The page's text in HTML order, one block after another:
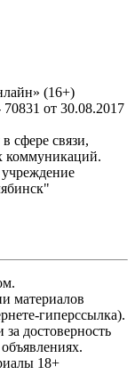
(16+)
от 30.08.2017
сфере связи,
коммуникаций.
материалов
гиперссылка).
за достоверность
18+